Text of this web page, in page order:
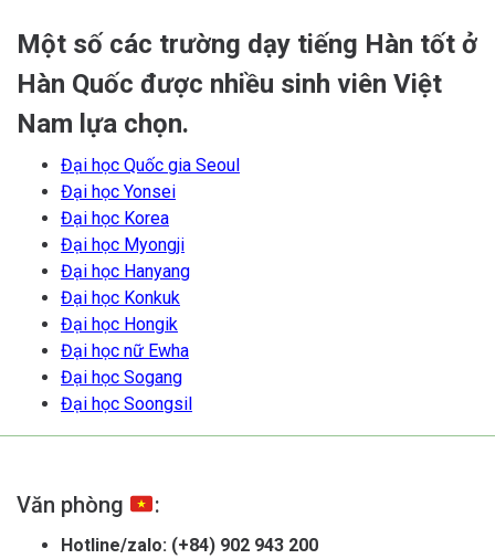
Một số các trường dạy tiếng Hàn tốt ở
Hàn Quốc được nhiều sinh viên Việt
Nam lựa chọn.
Đại học Quốc gia Seoul
Đại học Yonsei
Đại học Korea
Đại học Myongji
Đại học Hanyang
Đại học Konkuk
Đại học Hongik
Đại học nữ Ewha
Đại học Sogang
Đại học Soongsil
Văn phòng :
Hotline/zalo: (+84) 902 943 200